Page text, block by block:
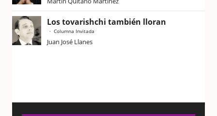
Los tovarishchi también lloran
Columna Invitada
Juan José Llanes